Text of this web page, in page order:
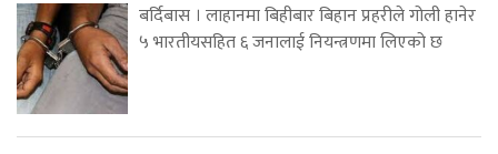
बर्दिबास । लाहानमा बिहीबार बिहान प्रहरीले गोली हानेर
५ भारतीयसहित ६ जनालाई नियन्त्रणमा लिएको छ